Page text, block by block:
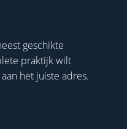
geschikte
praktijk wilt
aan het juiste adres.